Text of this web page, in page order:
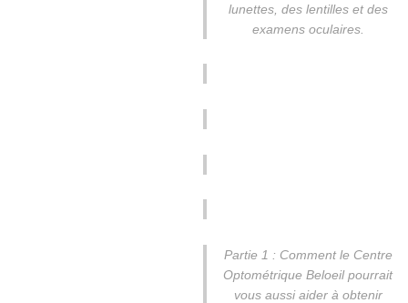
lunettes, des lentilles et des
examens oculaires.
Partie 1 : Comment le Centre
Optométrique Beloeil pourrait
vous aussi aider à obtenir